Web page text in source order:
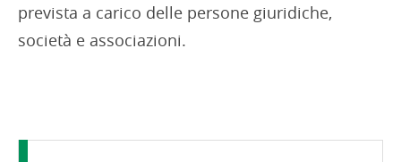
prevista a carico delle persone giuridiche,
società e associazioni.